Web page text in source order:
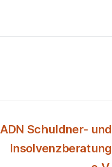
ADN Schuldner- und
Insolvenzberatung